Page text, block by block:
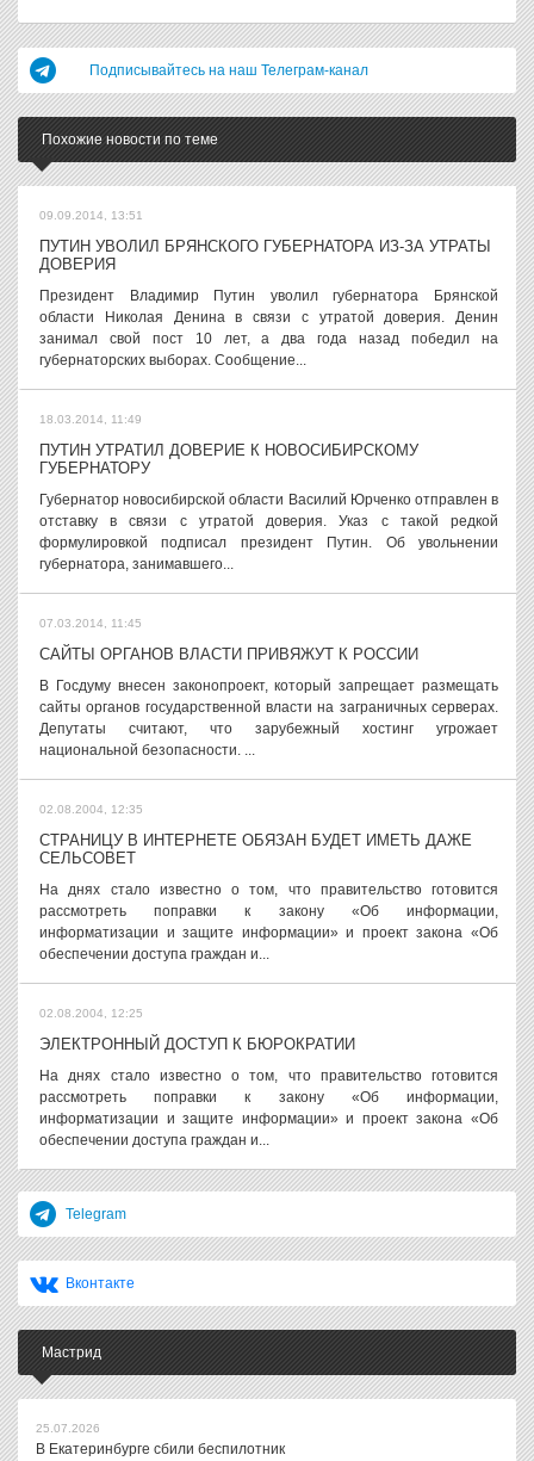
Подписывайтесь на наш Телеграм-канал
Похожие новости по теме
09.09.2014, 13:51
ПУТИН УВОЛИЛ БРЯНСКОГО ГУБЕРНАТОРА ИЗ-ЗА УТРАТЫ
ДОВЕРИЯ
Президент Владимир Путин уволил губернатора Брянской
области Николая Денина в связи с утратой доверия. Денин
занимал свой пост 10 лет, а два года назад победил на
губернаторских выборах. Сообщение...
18.03.2014, 11:49
ПУТИН УТРАТИЛ ДОВЕРИЕ К НОВОСИБИРСКОМУ
ГУБЕРНАТОРУ
Губернатор новосибирской области Василий Юрченко отправлен в
отставку в связи с утратой доверия. Указ с такой редкой
формулировкой подписал президент Путин. Об увольнении
губернатора, занимавшего...
07.03.2014, 11:45
САЙТЫ ОРГАНОВ ВЛАСТИ ПРИВЯЖУТ К РОССИИ
В Госдуму внесен законопроект, который запрещает размещать
сайты органов государственной власти на заграничных серверах.
Депутаты считают, что зарубежный хостинг угрожает
национальной безопасности. ...
02.08.2004, 12:35
СТРАНИЦУ В ИНТЕРНЕТЕ ОБЯЗАН БУДЕТ ИМЕТЬ ДАЖЕ
СЕЛЬСОВЕТ
На днях стало известно о том, что правительство готовится
рассмотреть поправки к закону «Об информации,
информатизации и защите информации» и проект закона «Об
обеспечении доступа граждан и...
02.08.2004, 12:25
ЭЛЕКТРОННЫЙ ДОСТУП К БЮРОКРАТИИ
На днях стало известно о том, что правительство готовится
рассмотреть поправки к закону «Об информации,
информатизации и защите информации» и проект закона «Об
обеспечении доступа граждан и...
Telegram
Вконтакте
Мастрид
25.07.2026
В Екатеринбурге сбили беспилотник